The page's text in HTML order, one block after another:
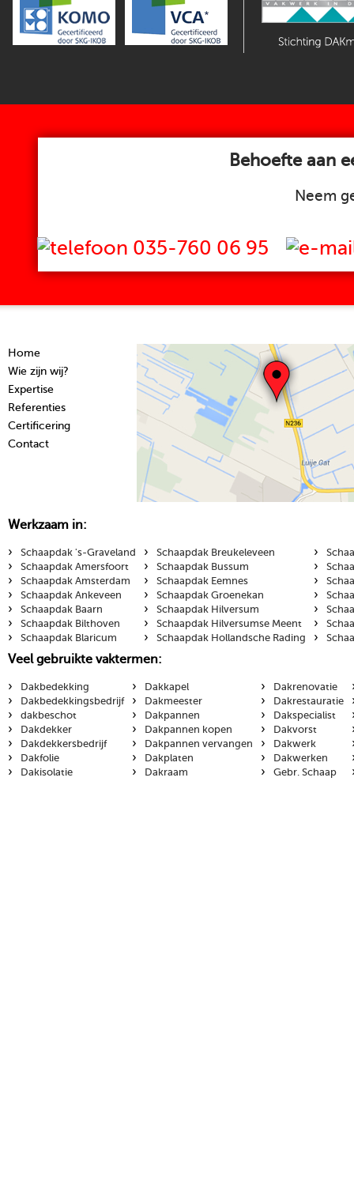
Behoefte aan
Neem
035-760 06 95
Home
Wie zijn wij?
Expertise
Referenties
Certificering
Contact
Werkzaam in:
›
Schaapdak 's-Graveland
› Schaapdak Amersfoort
› Schaapdak Amsterdam
› Schaapdak Ankeveen
› Schaapdak Baarn
› Schaapdak Bilthoven
› Schaapdak Blaricum
› Schaapdak Breukeleveen
› Schaapdak Bussum
› Schaapdak Eemnes
› Schaapdak Groenekan
› Schaapdak Hilversum
› Schaapdak Hilversumse Meent
› Schaapdak Hollandsche Rading
›
›
›
›
›
›
›
Veel gebruikte vaktermen:
›
Dakbedekking
› Dakbedekkingsbedrijf
› dakbeschot
› Dakdekker
› Dakdekkersbedrijf
› Dakfolie
› Dakisolatie
› Dakkapel
› Dakmeester
› Dakpannen
› Dakpannen kopen
› Dakpannen vervangen
› Dakplaten
› Dakraam
› Dakrenovatie
› Dakrestauratie
› Dakspecialist
› Dakvorst
› Dakwerk
› Dakwerken
› Gebr. Schaap